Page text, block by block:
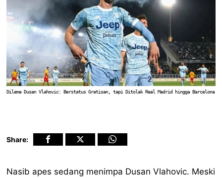
Dilema Dusan Vlahovic: Berstatus Gratisan, tapi Ditolak Real Madrid hingga Barcelona
Share:
Nasib apes sedang menimpa Dusan Vlahovic. Meski